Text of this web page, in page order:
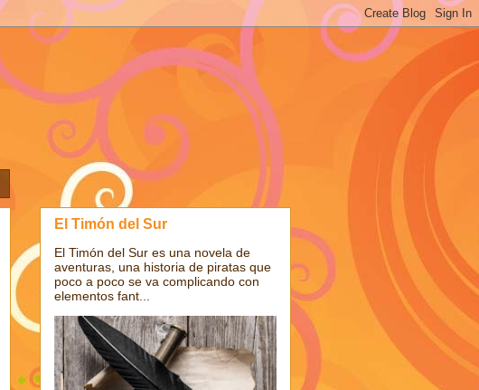
El Timón del Sur
El Timón del Sur es una novela de
aventuras, una historia de piratas que
poco a poco se va complicando con
elementos fant...